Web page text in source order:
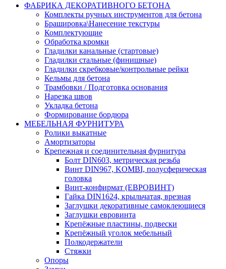
ФАБРИКА ДЕКОРАТИВНОГО БЕТОНА
Комплекты ручных инструментов для бетона
Брашировка\Нанесение текстуры
Комплектующие
Обработка кромки
Гладилки канальные (стартовые)
Гладилки стальные (финишные)
Гладилки скребковые/контрольные рейки
Кельмы для бетона
Трамбовки / Подготовка основания
Нарезка швов
Укладка бетона
Формирование бордюра
МЕБЕЛЬНАЯ ФУРНИТУРА
Ролики выкатные
Амортизаторы
Крепежная и соединительная фурнитура
Болт DIN603, метрическая резьба
Винт DIN967, KOMBI, полусферическая
головка
Винт-конфирмат (ЕВРОВИНТ)
Гайка DIN1624, крыльчатая, врезная
Заглушки декоративные самоклеющиеся
Заглушки евровинта
Крепёжные пластины, подвески
Крепёжный уголок мебельный
Полкодержатели
Стяжки
Опоры